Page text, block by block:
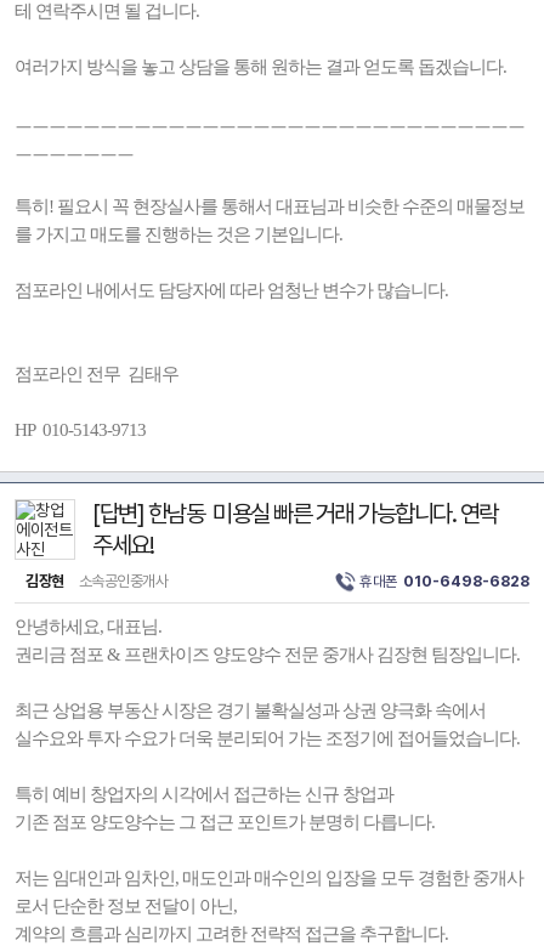
테 연락주시면 될 겁니다.
여러가지 방식을 놓고 상담을 통해 원하는 결과 얻도록 돕겠습니다.
ㅡㅡㅡㅡㅡㅡㅡㅡㅡㅡㅡㅡㅡㅡㅡㅡㅡㅡㅡㅡㅡㅡㅡㅡㅡㅡㅡㅡㅡㅡ
ㅡㅡㅡㅡㅡㅡㅡ
특히! 필요시 꼭 현장실사를 통해서 대표님과 비슷한 수준의 매물정보
를 가지고 매도를 진행하는 것은 기본입니다.
점포라인 내에서도 담당자에 따라 엄청난 변수가 많습니다.
점포라인 전무 김태우
HP 010-5143-9713
[답변] 한남동 미용실 빠른 거래 가능합니다. 연락
주세요!
김장현 소속공인중개사 휴대폰 010-6498-6828
안녕하세요, 대표님.
권리금 점포 & 프랜차이즈 양도양수 전문 중개사 김장현 팀장입니다.
최근 상업용 부동산 시장은 경기 불확실성과 상권 양극화 속에서
실수요와 투자 수요가 더욱 분리되어 가는 조정기에 접어들었습니다.
특히 예비 창업자의 시각에서 접근하는 신규 창업과
기존 점포 양도양수는 그 접근 포인트가 분명히 다릅니다.
저는 임대인과 임차인, 매도인과 매수인의 입장을 모두 경험한 중개사
로서 단순한 정보 전달이 아닌,
계약의 흐름과 심리까지 고려한 전략적 접근을 추구합니다.